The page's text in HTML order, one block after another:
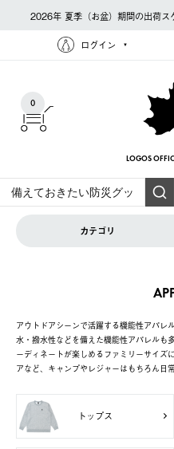
2026年 夏季（お盆）期間の出荷ス
ログイン
0
LOGOS
カテゴリ
アウトドアシーンで活躍する機能性アパレ
水・撥水性などを備えた機能性アパレルも
ーディネートが楽しめるファミリーサイズ
アなど、キャンプやレジャーはもちろん日
トップス